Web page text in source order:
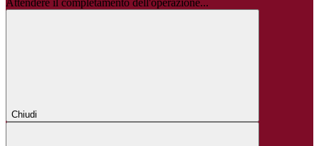
Attendere il completamento dell'operazione...
Chiudi